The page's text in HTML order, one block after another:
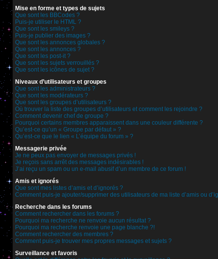
Mise en forme et types de sujets
Que sont les BBCodes ?
Puis-je utiliser le HTML ?
Que sont les smileys ?
Puis-je publier des images ?
Que sont les annonces globales ?
Que sont les annonces ?
Que sont les post-it ?
Que sont les sujets verrouillés ?
Que sont les icônes de sujet ?
Niveaux d’utilisateurs et groupes
Que sont les administrateurs ?
Que sont les modérateurs ?
Que sont les groupes d’utilisateurs ?
Où trouver la liste des groupes d’utilisateurs et comment les rejoindre ?
Comment devenir chef de groupe ?
Pourquoi certains membres apparaissent dans une couleur différente ?
Qu’est-ce qu’un « Groupe par défaut » ?
Qu’est-ce que le lien « L’équipe du forum » ?
Messagerie privée
Je ne peux pas envoyer de messages privés !
Je reçois sans arrêt des messages indésirables !
J’ai reçu un spam ou un e-mail abusif d’un membre de ce forum !
Amis et ignorés
Que sont mes listes d’amis et d’ignorés ?
Comment puis-je ajouter/supprimer des utilisateurs de ma liste d’amis ou
Recherche dans les forums
Comment rechercher dans les forums ?
Pourquoi ma recherche ne renvoie aucun résultat ?
Pourquoi ma recherche renvoie une page blanche ?!
Comment rechercher des membres ?
Comment puis-je trouver mes propres messages et sujets ?
Surveillance et favoris